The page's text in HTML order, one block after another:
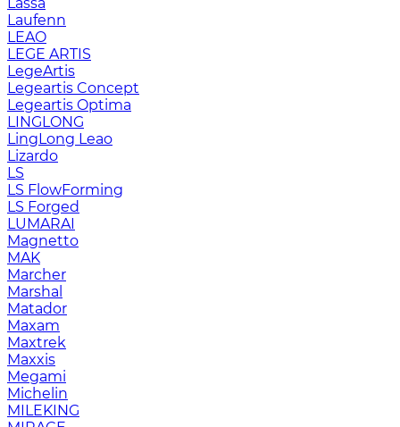
Laufenn
LEAO
LEGE ARTIS
LegeArtis
Legeartis Concept
Legeartis Optima
LINGLONG
LingLong Leao
Lizardo
LS
LS FlowForming
LS Forged
LUMARAI
Magnetto
MAK
Marcher
Marshal
Matador
Maxam
Maxtrek
Maxxis
Megami
Michelin
MILEKING